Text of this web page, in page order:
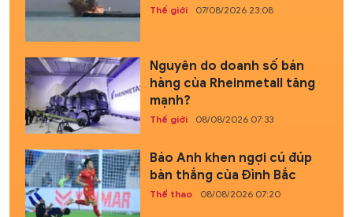
Thế giới 07/08/2026 23:08
Nguyên do doanh số bán
hàng của Rheinmetall tăng
mạnh?
Thế giới 08/08/2026 07:33
Báo Anh khen ngợi cú đúp
bàn thắng của Đình Bắc
Thể thao 08/08/2026 07:20